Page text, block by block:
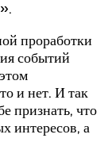
проработки
событий
и нет. И так
признать, что
интересов, а